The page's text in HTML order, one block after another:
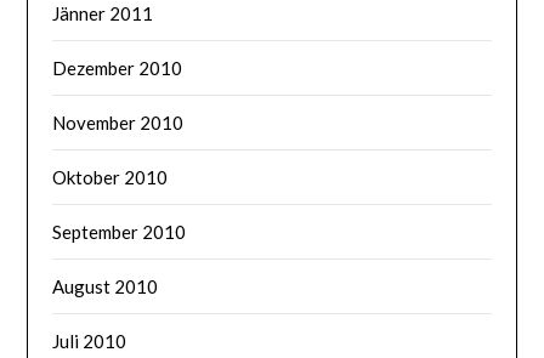
Jänner 2011
Dezember 2010
November 2010
Oktober 2010
September 2010
August 2010
Juli 2010